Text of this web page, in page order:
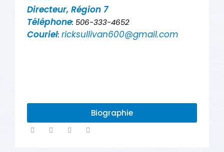
Directeur, Région 7
Téléphone: 506-333-4652
Couriel: ricksullivan600@gmail.com
Biographie